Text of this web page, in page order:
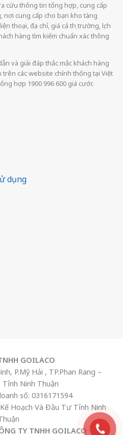
cứu thông tin tổng hợp, cung cấp
nơi cung cấp cho bạn kho tàng
thoại, địa chỉ, giá cả thị trường, lịch
hàng tìm kiếm chuẩn xác thông
và giải đáp thắc mắc khách hàng
các website chính thống tại Việt
hợp 1900 996 600 giá cước
dụng
GOILACO
P.Mỹ Hải , TP.Phan Rang –
Tỉnh Ninh Thuận
số: 0316171594
Hoạch Và Đầu Tư Tỉnh Ninh
TY TNHH GOILACO